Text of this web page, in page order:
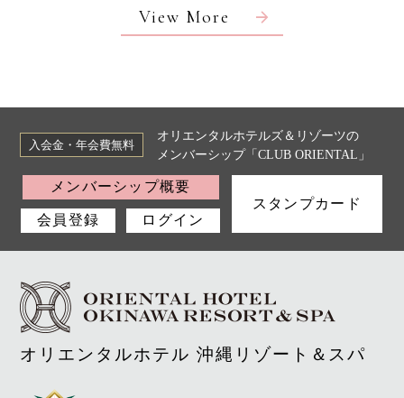
View More
入会金・年会費無料
オリエンタルホテルズ＆リゾーツの
メンバーシップ「CLUB ORIENTAL」
メンバーシップ概要
会員登録 ログイン
スタンプカード
オリエンタルホテル 沖縄リゾート＆スパ